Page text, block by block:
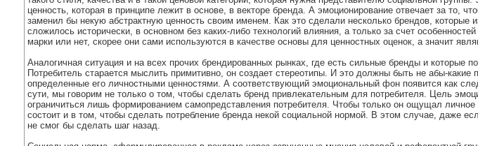
ценность, которая в принципе лежит в основе, в векторе бренда. А эмоционирование отвечает за то,
заменил бы некую абстрактную ценность своим именем. Как это сделали несколько брендов,
сложилось исторически, в основном без каких-либо технологий влияния, а только за счет
марки или нет, скорее они сами используются в качестве основы для ценностных оценок, а значит
Аналогичная ситуация и на всех прочих брендированных рынках, где есть сильные бренды и которые
Потребитель старается мыслить примитивно, он создает стереотипы. И это должны быть не абы-
определенные его личностными ценностями. А соответствующий эмоциональный фон появится как
сути, мы говорим не только о том, чтобы сделать бренд привлекательным для потребителя. Цель
ограничиться лишь формированием самопредставления потребителя. Чтобы только он ощущал
состоит и в том, чтобы сделать потребление бренда некой социальной нормой. В этом случае, даже
не смог бы сделать шаг назад.